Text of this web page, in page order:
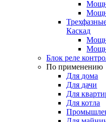
Каскад
Блок реле
По применению
Для дома
Для дачи
Для
Для котла